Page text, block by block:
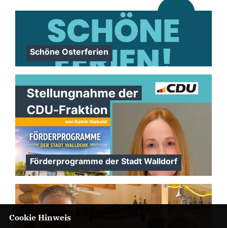
Schöne Osterferien
Förderprogramme der Stadt Walldorf
Cookie Hinweis